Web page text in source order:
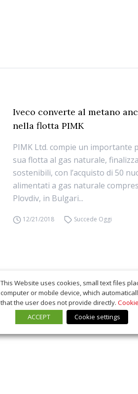
Iveco converte al metano
nella flotta PIMK
PIMK Ltd. compie un importante
sua flotta al gas naturale,
sostenibili, con l’acquisto di 50
alimentati a gas naturale
Plovdiv, in Bulgari...
12/21/2018 Succede Oggi
This Website uses cookies, small text files
computer or mobile device, which
that the user does not provide directly.
ACCEPT
Cookie settings